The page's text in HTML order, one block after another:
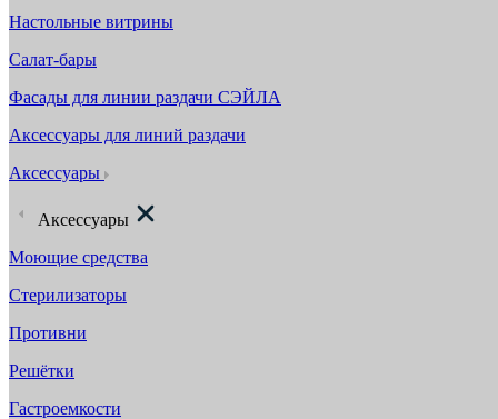
Настольные витрины
Салат-бары
Фасады для линии раздачи СЭЙЛА
Аксессуары для линий раздачи
Аксессуары
Аксессуары
Моющие средства
Стерилизаторы
Противни
Решётки
Гастроемкости